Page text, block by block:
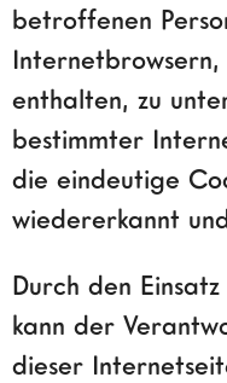
betroffenen
enthalten, zu
bestimmter
die eindeutige
wiedererkannt
Durch den
kann der
dieser